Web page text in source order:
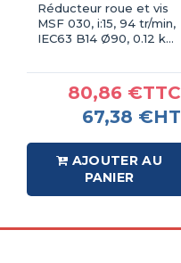
Réducteur roue et vis
MSF 030, i:15, 94 tr/min,
IEC63 B14 Ø90, 0.12 kW
80,86 €TTC
67,38 €HT
AJOUTER AU
PANIER